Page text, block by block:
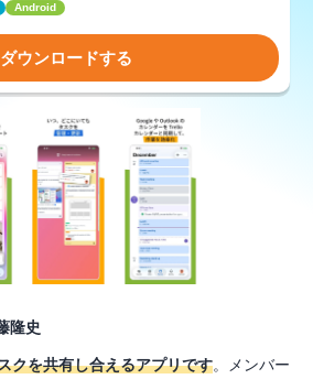
Android
ダウンロードする
隆史
クを共有し合えるアプリです。メンバー